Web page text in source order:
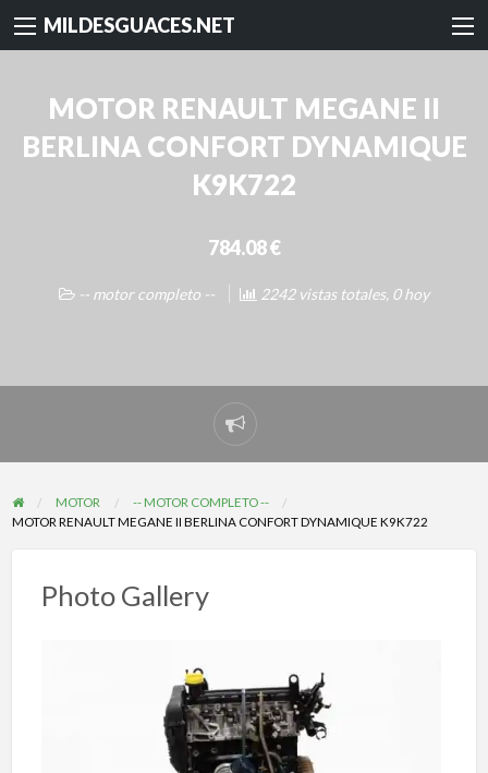
MILDESGUACES.NET
MOTOR RENAULT MEGANE II
BERLINA CONFORT DYNAMIQUE
K9K722
784.08 €
-- motor completo -- 2242 vistas totales, 0 hoy
Reportar
problema
MOTOR
-- MOTOR COMPLETO --
MOTOR RENAULT MEGANE II BERLINA CONFORT DYNAMIQUE K9K722
Photo Gallery